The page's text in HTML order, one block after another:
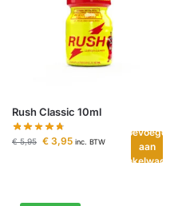
Rush Classic 10ml
€5,95 € 3,95 inc. BTW
Toevoegen
aan
winkelwagen